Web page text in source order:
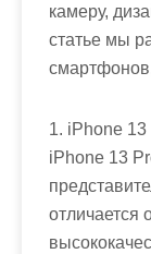
камеру,
статье мы
1. iPhone 13
iPhone 13
отличается